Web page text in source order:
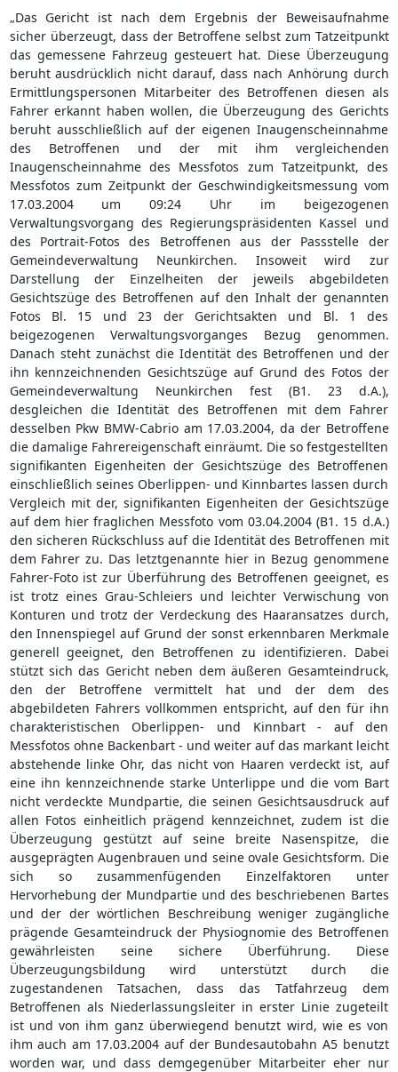
„Das Gericht ist nach dem Ergebnis der Beweisaufnahme
sicher überzeugt, dass der Betroffene selbst zum Tatzeitpunkt
das gemessene Fahrzeug gesteuert hat. Diese Überzeugung
beruht ausdrücklich nicht darauf, dass nach Anhörung durch
Ermittlungspersonen Mitarbeiter des Betroffenen diesen als
Fahrer erkannt haben wollen, die Überzeugung des Gerichts
beruht ausschließlich auf der eigenen Inaugenscheinnahme
des Betroffenen und der mit ihm vergleichenden
Inaugenscheinnahme des Messfotos zum Tatzeitpunkt, des
Messfotos zum Zeitpunkt der Geschwindigkeitsmessung vom
17.03.2004 um 09:24 Uhr im beigezogenen
Verwaltungsvorgang des Regierungspräsidenten Kassel und
des Portrait-Fotos des Betroffenen aus der Passstelle der
Gemeindeverwaltung Neunkirchen. Insoweit wird zur
Darstellung der Einzelheiten der jeweils abgebildeten
Gesichtszüge des Betroffenen auf den Inhalt der genannten
Fotos Bl. 15 und 23 der Gerichtsakten und Bl. 1 des
beigezogenen Verwaltungsvorganges Bezug genommen.
Danach steht zunächst die Identität des Betroffenen und der
ihn kennzeichnenden Gesichtszüge auf Grund des Fotos der
Gemeindeverwaltung Neunkirchen fest (B1. 23 d.A.),
desgleichen die Identität des Betroffenen mit dem Fahrer
desselben Pkw BMW-Cabrio am 17.03.2004, da der Betroffene
die damalige Fahrereigenschaft einräumt. Die so festgestellten
signifikanten Eigenheiten der Gesichtszüge des Betroffenen
einschließlich seines Oberlippen- und Kinnbartes lassen durch
Vergleich mit der, signifikanten Eigenheiten der Gesichtszüge
auf dem hier fraglichen Messfoto vom 03.04.2004 (B1. 15 d.A.)
den sicheren Rückschluss auf die Identität des Betroffenen mit
dem Fahrer zu. Das letztgenannte hier in Bezug genommene
Fahrer-Foto ist zur Überführung des Betroffenen geeignet, es
ist trotz eines Grau-Schleiers und leichter Verwischung von
Konturen und trotz der Verdeckung des Haaransatzes durch,
den Innenspiegel auf Grund der sonst erkennbaren Merkmale
generell geeignet, den Betroffenen zu identifizieren. Dabei
stützt sich das Gericht neben dem äußeren Gesamteindruck,
den der Betroffene vermittelt hat und der dem des
abgebildeten Fahrers vollkommen entspricht, auf den für ihn
charakteristischen Oberlippen- und Kinnbart - auf den
Messfotos ohne Backenbart - und weiter auf das markant leicht
abstehende linke Ohr, das nicht von Haaren verdeckt ist, auf
eine ihn kennzeichnende starke Unterlippe und die vom Bart
nicht verdeckte Mundpartie, die seinen Gesichtsausdruck auf
allen Fotos einheitlich prägend kennzeichnet, zudem ist die
Überzeugung gestützt auf seine breite Nasenspitze, die
ausgeprägten Augenbrauen und seine ovale Gesichtsform. Die
sich so zusammenfügenden Einzelfaktoren unter
Hervorhebung der Mundpartie und des beschriebenen Bartes
und der der wörtlichen Beschreibung weniger zugängliche
prägende Gesamteindruck der Physiognomie des Betroffenen
gewährleisten seine sichere Überführung. Diese
Überzeugungsbildung wird unterstützt durch die
zugestandenen Tatsachen, dass das Tatfahrzeug dem
Betroffenen als Niederlassungsleiter in erster Linie zugeteilt
ist und von ihm ganz überwiegend benutzt wird, wie es von
ihm auch am 17.03.2004 auf der Bundesautobahn A5 benutzt
worden war, und dass demgegenüber Mitarbeiter eher nur